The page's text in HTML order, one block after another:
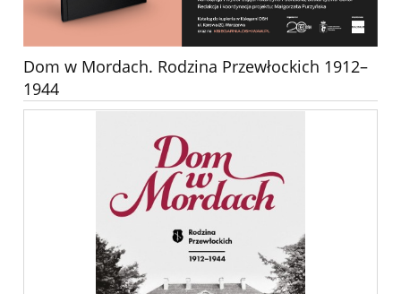
Dom w Mordach. Rodzina Przewłockich 1912–
1944